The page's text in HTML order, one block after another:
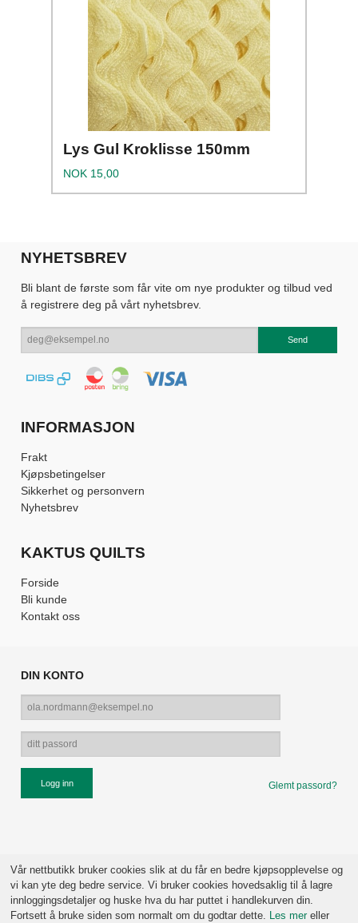
Lys Gul Kroklisse 150mm
Pris
NOK 15,00
NYHETSBREV
Bli blant de første som får vite om nye produkter og tilbud ved
å registrere deg på vårt nyhetsbrev.
INFORMASJON
Frakt
Kjøpsbetingelser
Sikkerhet og personvern
Nyhetsbrev
KAKTUS QUILTS
Forside
Bli kunde
Kontakt oss
DIN KONTO
Glemt passord?
Vår nettbutikk bruker cookies slik at du får en bedre kjøpsopplevelse og
vi kan yte deg bedre service. Vi bruker cookies hovedsaklig til å lagre
innloggingsdetaljer og huske hva du har puttet i handlekurven din.
Fortsett å bruke siden som normalt om du godtar dette.
Les mereller